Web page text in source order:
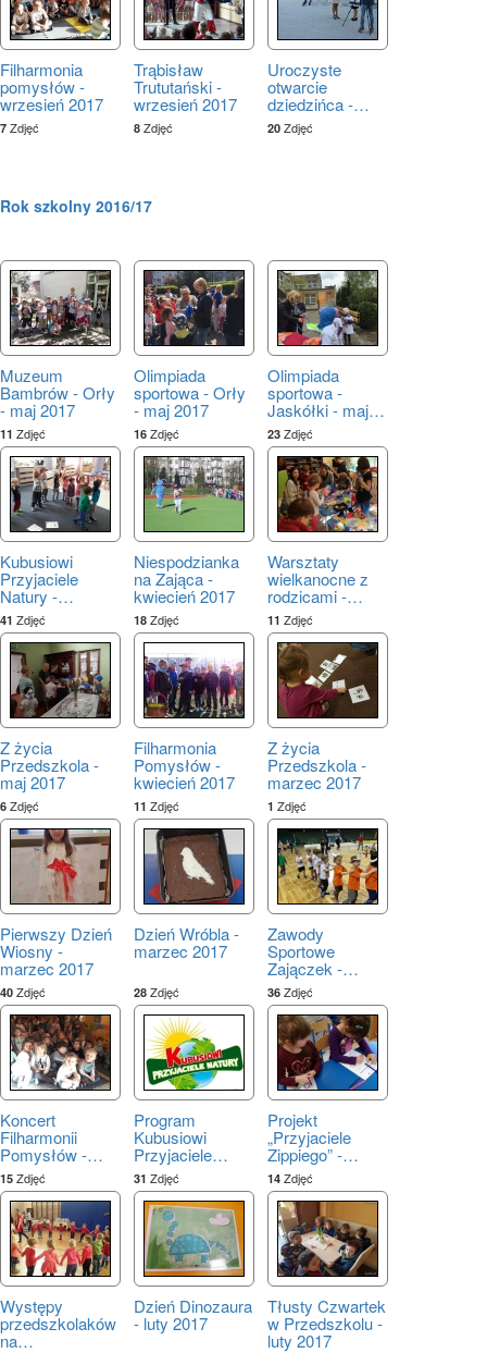
Filharmonia
pomysłów -
wrzesień 2017
7 Zdjęć
Trąbisław
Trututański -
wrzesień 2017
8 Zdjęć
Uroczyste
otwarcie
dziedzińca -…
20 Zdjęć
Rok szkolny 2016/17
Muzeum
Bambrów - Orły
- maj 2017
11 Zdjęć
Olimpiada
sportowa - Orły
- maj 2017
16 Zdjęć
Olimpiada
sportowa -
Jaskółki - maj…
23 Zdjęć
Kubusiowi
Przyjaciele
Natury -…
41 Zdjęć
Niespodzianka
na Zająca -
kwiecień 2017
18 Zdjęć
Warsztaty
wielkanocne z
rodzicami -…
11 Zdjęć
Z życia
Przedszkola -
maj 2017
6 Zdjęć
Filharmonia
Pomysłów -
kwiecień 2017
11 Zdjęć
Z życia
Przedszkola -
marzec 2017
1 Zdjęć
Pierwszy Dzień
Wiosny -
marzec 2017
40 Zdjęć
Dzień Wróbla -
marzec 2017
28 Zdjęć
Zawody
Sportowe
Zajączek -…
36 Zdjęć
Koncert
Filharmonii
Pomysłów -…
15 Zdjęć
Program
Kubusiowi
Przyjaciele…
31 Zdjęć
Projekt
„Przyjaciele
Zippiego” -…
14 Zdjęć
Występy
przedszkolaków
na…
Dzień Dinozaura
- luty 2017
Tłusty Czwartek
w Przedszkolu -
luty 2017